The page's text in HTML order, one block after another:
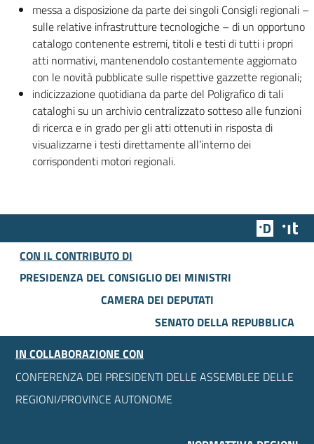
messa a disposizione da parte dei singoli Consigli regionali –
sulle relative infrastrutture tecnologiche – di un opportuno
catalogo contenente estremi, titoli e testi di tutti i propri
atti normativi, mantenendolo costantemente aggiornato
con le novità pubblicate sulle rispettive gazzette regionali;
indicizzazione quotidiana da parte del Poligrafico di tali
cataloghi su un archivio centralizzato sotteso alle funzioni
di ricerca e in grado per gli atti ottenuti in risposta di
visualizzarne i testi direttamente all’interno dei
corrispondenti motori regionali.
Team
CON IL CONTRIBUTO DI
PRESIDENZA DEL CONSIGLIO DEI MINISTRI
CAMERA DEI DEPUTATI
SENATO DELLA REPUBBLICA
IN COLLABORAZIONE CON
CONFERENZA DEI PRESIDENTI DELLE ASSEMBLEE DELLE
REGIONI/PROVINCE AUTONOME